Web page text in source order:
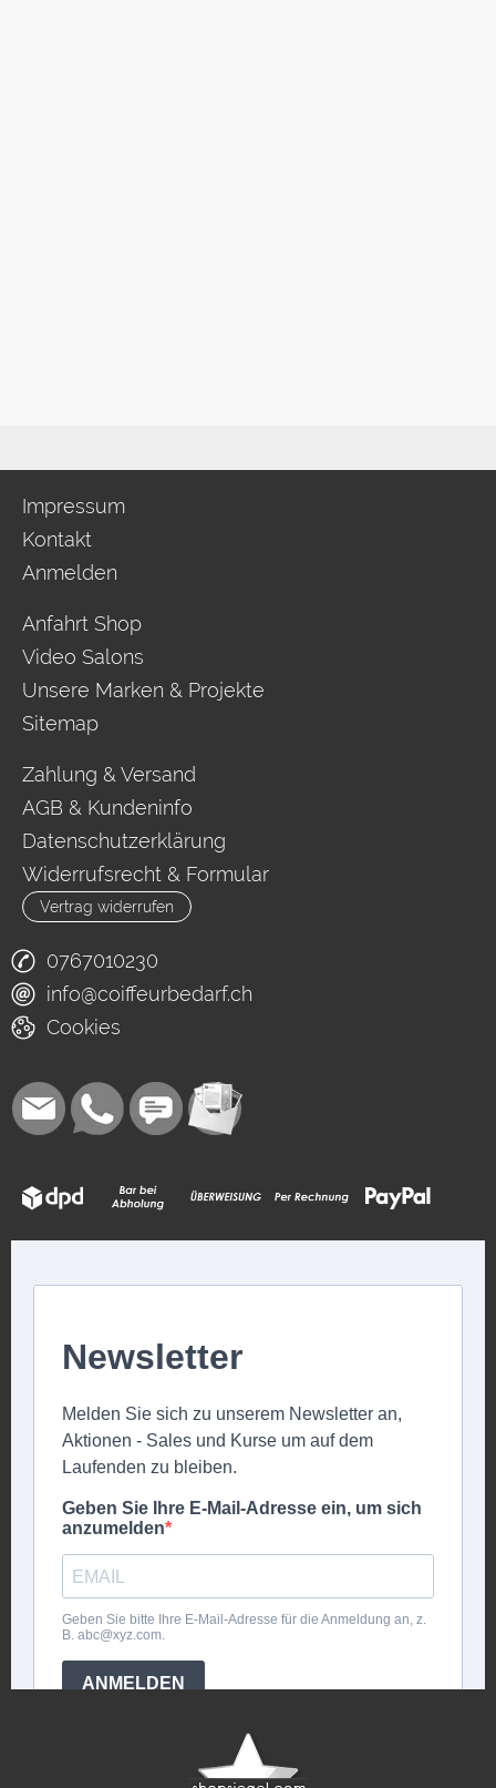
Impressum
Kontakt
Anmelden
Anfahrt Shop
Video Salons
Unsere Marken & Projekte
Sitemap
Zahlung & Versand
AGB & Kundeninfo
Datenschutzerklärung
Widerrufsrecht & Formular
Vertrag widerrufen
0767010230
info@coiffeurbedarf.ch
Cookies